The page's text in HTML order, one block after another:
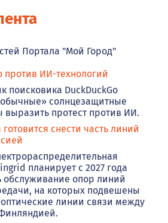
Портала "Мой Город"
против ИИ-технологий
поисковика DuckDuckGo
солнцезащитные
выразить протест против ИИ.
снести часть линий
планирует с 2027 года
обслуживание опор линий
на которых подвешены
линии связи между